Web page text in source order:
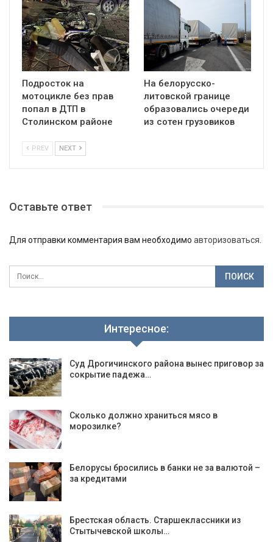
Подросток на
мотоцикле без прав
попал в ДТП в
Столинском районе
На белорусско-
литовской границе
образовались очереди
из сотен грузовиков
PREV NEXT
Оставьте ответ
Для отправки комментария вам необходимо авторизоваться
Интересное:
Суд Дрогичинского района вынес приговор за
сокрытие падежа…
Сколько должно храниться мясо в
морозилке?
Белорусы бросились в банки не за валютой –
за кредитами
Брестская область. Старшеклассники из
Стытычевской школы…